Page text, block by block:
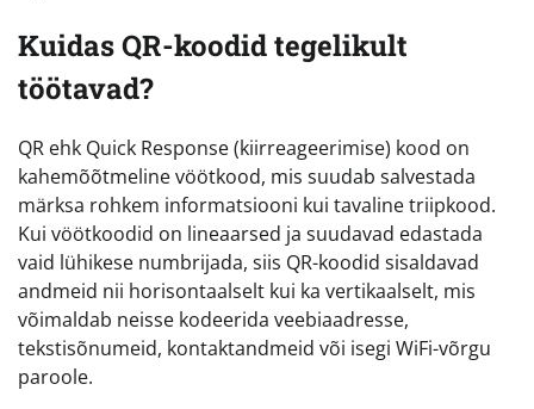
Kuidas QR-koodid tegelikult
töötavad?
QR ehk Quick Response (kiirreageerimise) kood on
kahemõõtmeline vöötkood, mis suudab salvestada
märksa rohkem informatsiooni kui tavaline triipkood.
Kui vöötkoodid on lineaarsed ja suudavad edastada
vaid lühikese numbrijada, siis QR-koodid sisaldavad
andmeid nii horisontaalselt kui ka vertikaalselt, mis
võimaldab neisse kodeerida veebiaadresse,
tekstisõnumeid, kontaktandmeid või isegi WiFi-võrgu
paroole.